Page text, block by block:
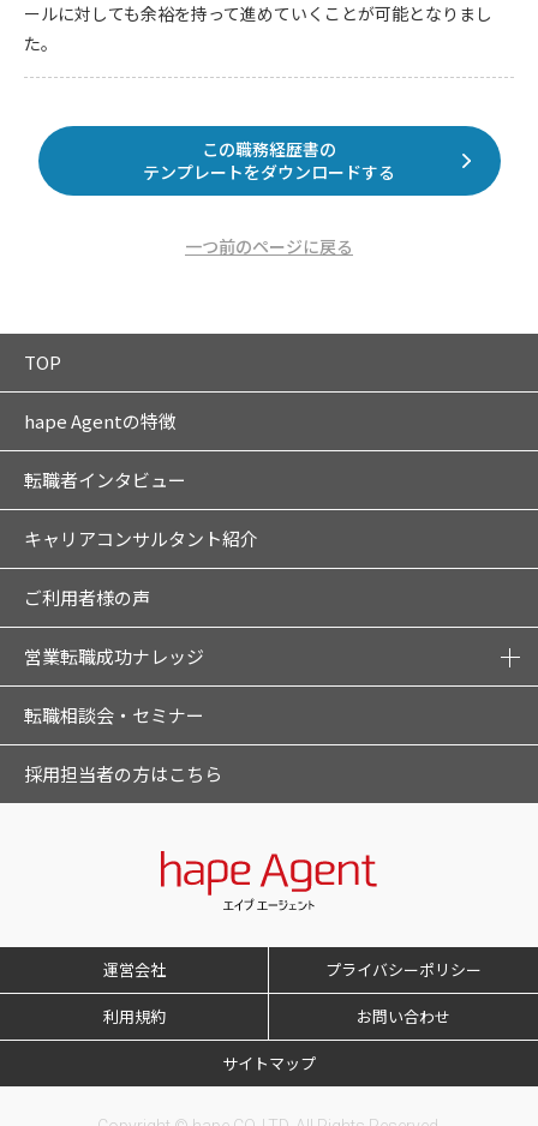
ールに対しても余裕を持って進めていくことが可能となりまし
た。
この職務経歴書の
テンプレートをダウンロードする
一つ前のページに戻る
TOP
hape Agentの特徴
転職者インタビュー
キャリアコンサルタント紹介
ご利用者様の声
営業転職成功ナレッジ
転職相談会・セミナー
採用担当者の方はこちら
運営会社 プライバシーポリシー
利用規約 お問い合わせ
サイトマップ